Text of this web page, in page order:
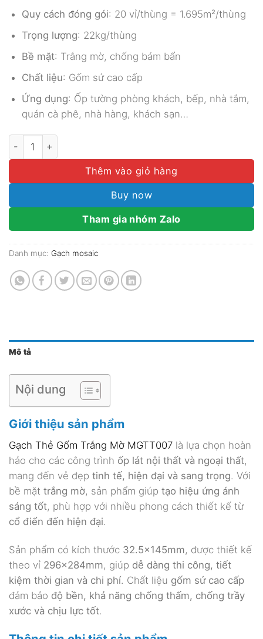
Quy cách đóng gói: 20 vỉ/thùng = 1.695m²/thùng
Trọng lượng: 22kg/thùng
Bề mặt: Trắng mờ, chống bám bẩn
Chất liệu: Gốm sứ cao cấp
Ứng dụng: Ốp tường phòng khách, bếp, nhà tắm,
quán cà phê, nhà hàng, khách sạn…
GẠCH THẺ GỐM TRẮNG MỜ MGTT007 số lượng
Thêm vào giỏ hàng
Buy now
Tham gia nhóm Zalo
Danh mục: Gạch mosaic
Mô tả
Nội dung
Giới thiệu sản phẩm
Gạch Thẻ Gốm Trắng Mờ MGTT007 là lựa chọn hoàn
hảo cho các công trình ốp lát nội thất và ngoại thất,
mang đến vẻ đẹp tinh tế, hiện đại và sang trọng. Với
bề mặt trắng mờ, sản phẩm giúp tạo hiệu ứng ánh
sáng tốt, phù hợp với nhiều phong cách thiết kế từ
cổ điển đến hiện đại.
Sản phẩm có kích thước 32.5x145mm, được thiết kế
theo vỉ 296x284mm, giúp dễ dàng thi công, tiết
kiệm thời gian và chi phí. Chất liệu gốm sứ cao cấp
đảm bảo độ bền, khả năng chống thấm, chống trầy
xước và chịu lực tốt.